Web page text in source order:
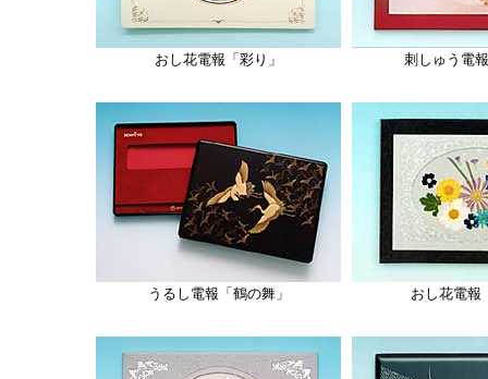
おし花電報「彩り」 刺しゅう電
うるし電報「鶴の舞」 おし花電報